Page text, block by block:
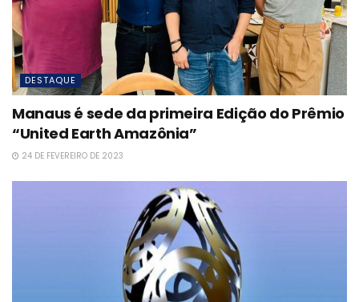
DESTAQUE
Manaus é sede da primeira Edição do Prêmio
“United Earth Amazônia”
24 DE FEVEREIRO DE 2023